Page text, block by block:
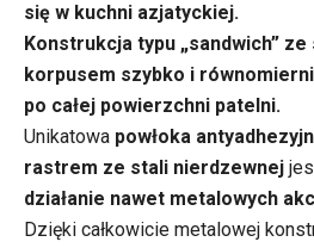
się w kuchni azjatyckiej.
Konstrukcja typu „sandwich”
korpusem szybko i
po całej powierzchni patelni.
Unikatowa powłoka
rastrem ze stali nierdzewnej
działanie nawet metalowych
Dzięki całkowicie metalowej